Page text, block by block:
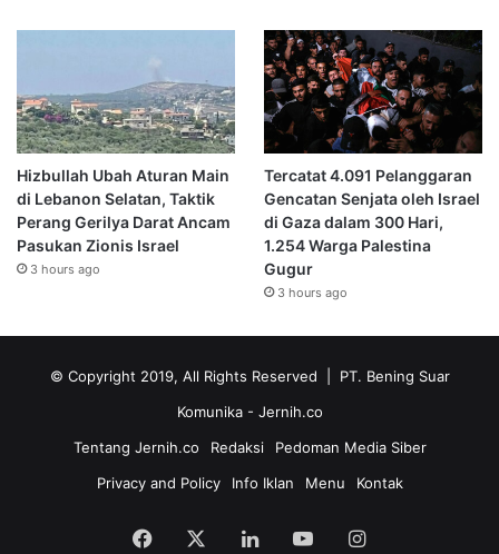
Hizbullah Ubah Aturan Main
di Lebanon Selatan, Taktik
Perang Gerilya Darat Ancam
Pasukan Zionis Israel
3 hours ago
Tercatat 4.091 Pelanggaran
Gencatan Senjata oleh Israel
di Gaza dalam 300 Hari,
1.254 Warga Palestina
Gugur
3 hours ago
© Copyright 2019, All Rights Reserved | PT. Bening Suar
Komunika - Jernih.co
Tentang Jernih.co
Redaksi
Pedoman Media Siber
Privacy and Policy
Info Iklan Menu Kontak
Facebook LinkedInYouTubeInstagram